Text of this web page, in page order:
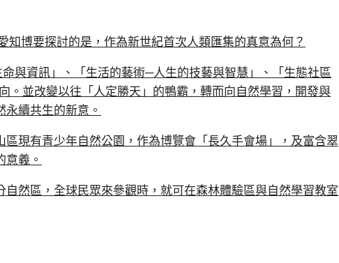
知博要探討的是，作為新世紀首次人類匯集的真意為何？
與資訊」、「生活的藝術─人生的技藝與智慧」、「生態社區
。並改變以往「人定勝天」的鴨霸，轉而向自然學習，開發與
續共生的新意。
現有青少年自然公園，作為博覽會「長久手會場」，及富含翠
義。
然區，全球民眾來參觀時，就可在森林體驗區與自然學習教室